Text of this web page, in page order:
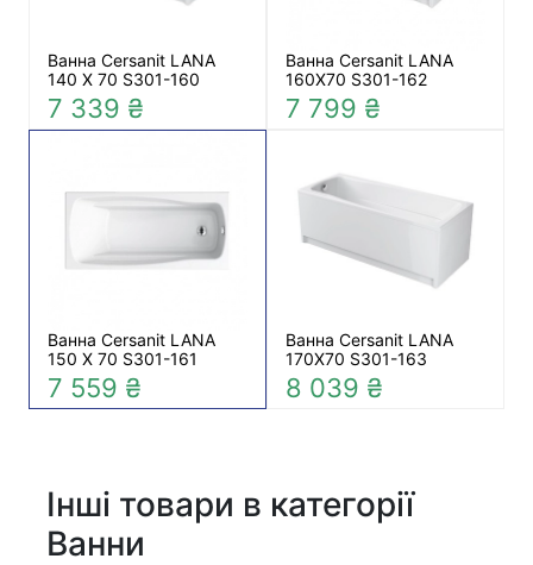
Ванна Cersanit LANA
140 X 70 S301-160
7 339 ₴
Ванна Cersanit LANA
160X70 S301-162
7 799 ₴
Ванна Cersanit LANA
150 X 70 S301-161
7 559 ₴
Ванна Cersanit LANA
170X70 S301-163
8 039 ₴
Інші товари в категорії
Ванни